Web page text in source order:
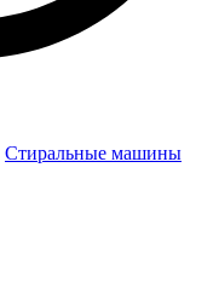
Стиральные машины